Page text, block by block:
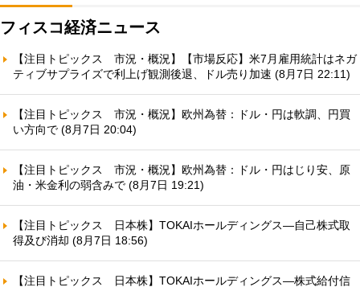
フィスコ経済ニュース
【注目トピックス 市況・概況】【市場反応】米7月雇用統計はネガ
ティブサプライズで利上げ観測後退、ドル売り加速 (8月7日 22:11)
【注目トピックス 市況・概況】欧州為替：ドル・円は軟調、円買
い方向で (8月7日 20:04)
【注目トピックス 市況・概況】欧州為替：ドル・円はじり安、原
油・米金利の弱含みで (8月7日 19:21)
【注目トピックス 日本株】TOKAIホールディングス—自己株式取
得及び消却 (8月7日 18:56)
【注目トピックス 日本株】TOKAIホールディングス—株式給付信